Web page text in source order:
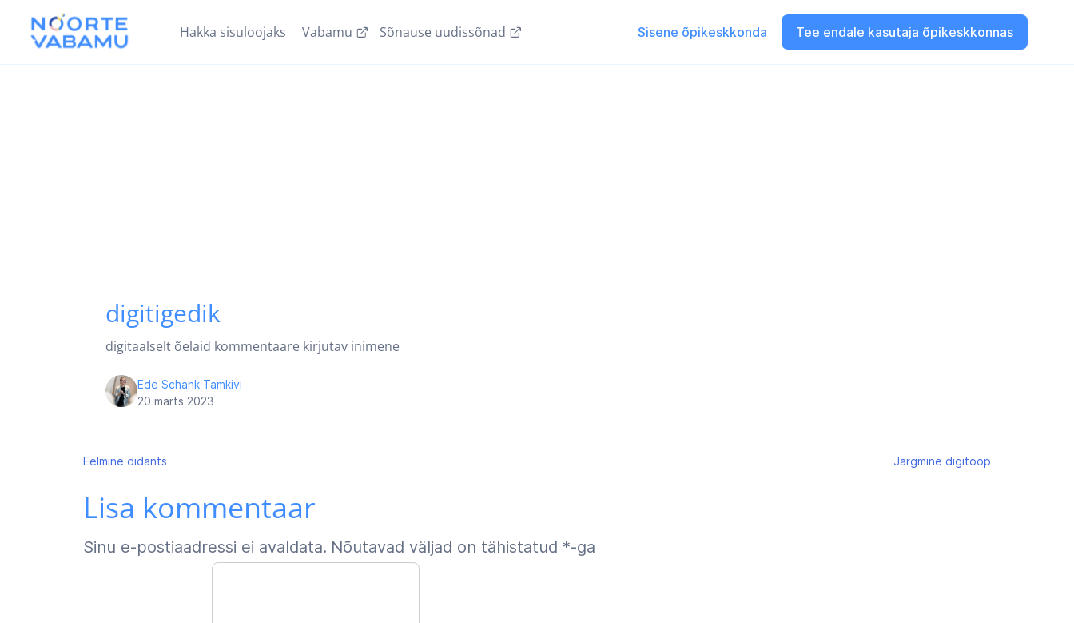
Hakka sisuloojaks Vabamu Sõnause uudissõnad Sisene õpikeskkonda Tee endale kasutaja õpikeskkonnas
digitigedik
digitaalselt õelaid kommentaare kirjutav inimene
Ede Schank Tamkivi
20 märts 2023
Navigeerimine
Eelmine didants Järgmine digitoop
Lisa kommentaar
Sinu e-postiaadressi ei avaldata. Nõutavad väljad on tähistatud *-ga